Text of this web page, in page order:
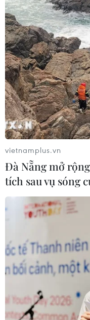
vietnamplus.vn
Đà Nẵng mở
tích sau vụ sóng